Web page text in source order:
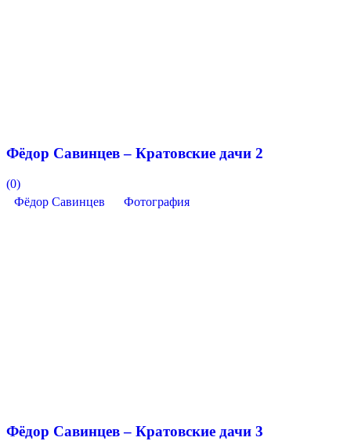
Фёдор Савинцев – Кратовские дачи 2
(0)
Фёдор Савинцев
Фотография
Фёдор Савинцев – Кратовские дачи 3